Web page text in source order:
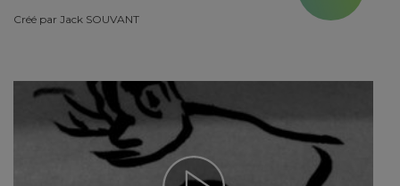
Créé par Jack SOUVANT